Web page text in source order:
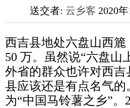
送交者: 云乡客 2020
西吉县地处六盘山西
50 万。虽然说“六盘山
外省的群众也许对西
县应该还是有点名气的
为“中国马铃薯之乡”